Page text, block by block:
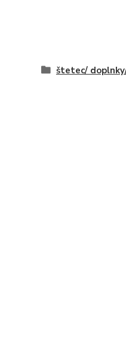
štetec/